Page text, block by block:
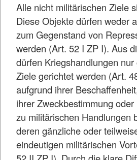
Alle nicht militärischen Ziele
Diese Objekte dürfen weder
zum Gegenstand von
werden (Art. 52 I ZP I). Aus
dürfen Kriegshandlungen
Ziele gerichtet werden (Art.
aufgrund ihrer
ihrer Zweckbestimmung
zu militärischen Handlungen
deren gänzliche oder
eindeutigen militärischen